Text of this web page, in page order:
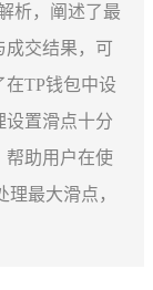
析，阐述了最
成交结果，可
TP钱包中设
设置滑点十分
帮助用户在使
最大滑点，